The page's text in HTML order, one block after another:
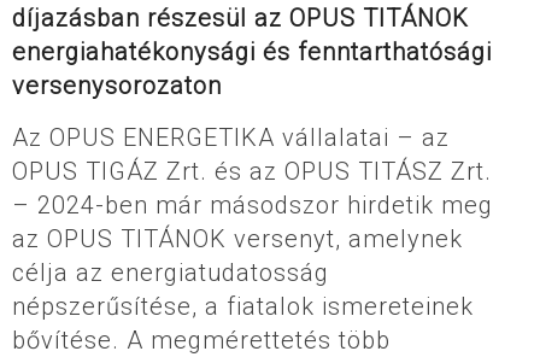
díjazásban részesül az OPUS TITÁNOK
energiahatékonysági és fenntarthatósági
versenysorozaton
Az OPUS ENERGETIKA vállalatai – az
OPUS TIGÁZ Zrt. és az OPUS TITÁSZ Zrt.
– 2024-ben már másodszor hirdetik meg
az OPUS TITÁNOK versenyt, amelynek
célja az energiatudatosság
népszerűsítése, a fiatalok ismereteinek
bővítése. A megmérettetés több